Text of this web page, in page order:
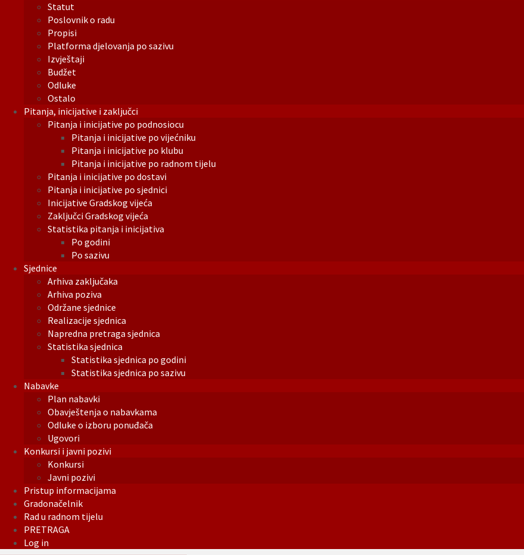
Statut
Poslovnik o radu
Propisi
Platforma djelovanja po sazivu
Izvještaji
Budžet
Odluke
Ostalo
Pitanja, inicijative i zaključci
Pitanja i inicijative po podnosiocu
Pitanja i inicijative po vijećniku
Pitanja i inicijative po klubu
Pitanja i inicijative po radnom tijelu
Pitanja i inicijative po dostavi
Pitanja i inicijative po sjednici
Inicijative Gradskog vijeća
Zaključci Gradskog vijeća
Statistika pitanja i inicijativa
Po godini
Po sazivu
Sjednice
Arhiva zaključaka
Arhiva poziva
Održane sjednice
Realizacije sjednica
Napredna pretraga sjednica
Statistika sjednica
Statistika sjednica po godini
Statistika sjednica po sazivu
Nabavke
Plan nabavki
Obavještenja o nabavkama
Odluke o izboru ponuđača
Ugovori
Konkursi i javni pozivi
Konkursi
Javni pozivi
Pristup informacijama
Gradonačelnik
Rad u radnom tijelu
PRETRAGA
Log in